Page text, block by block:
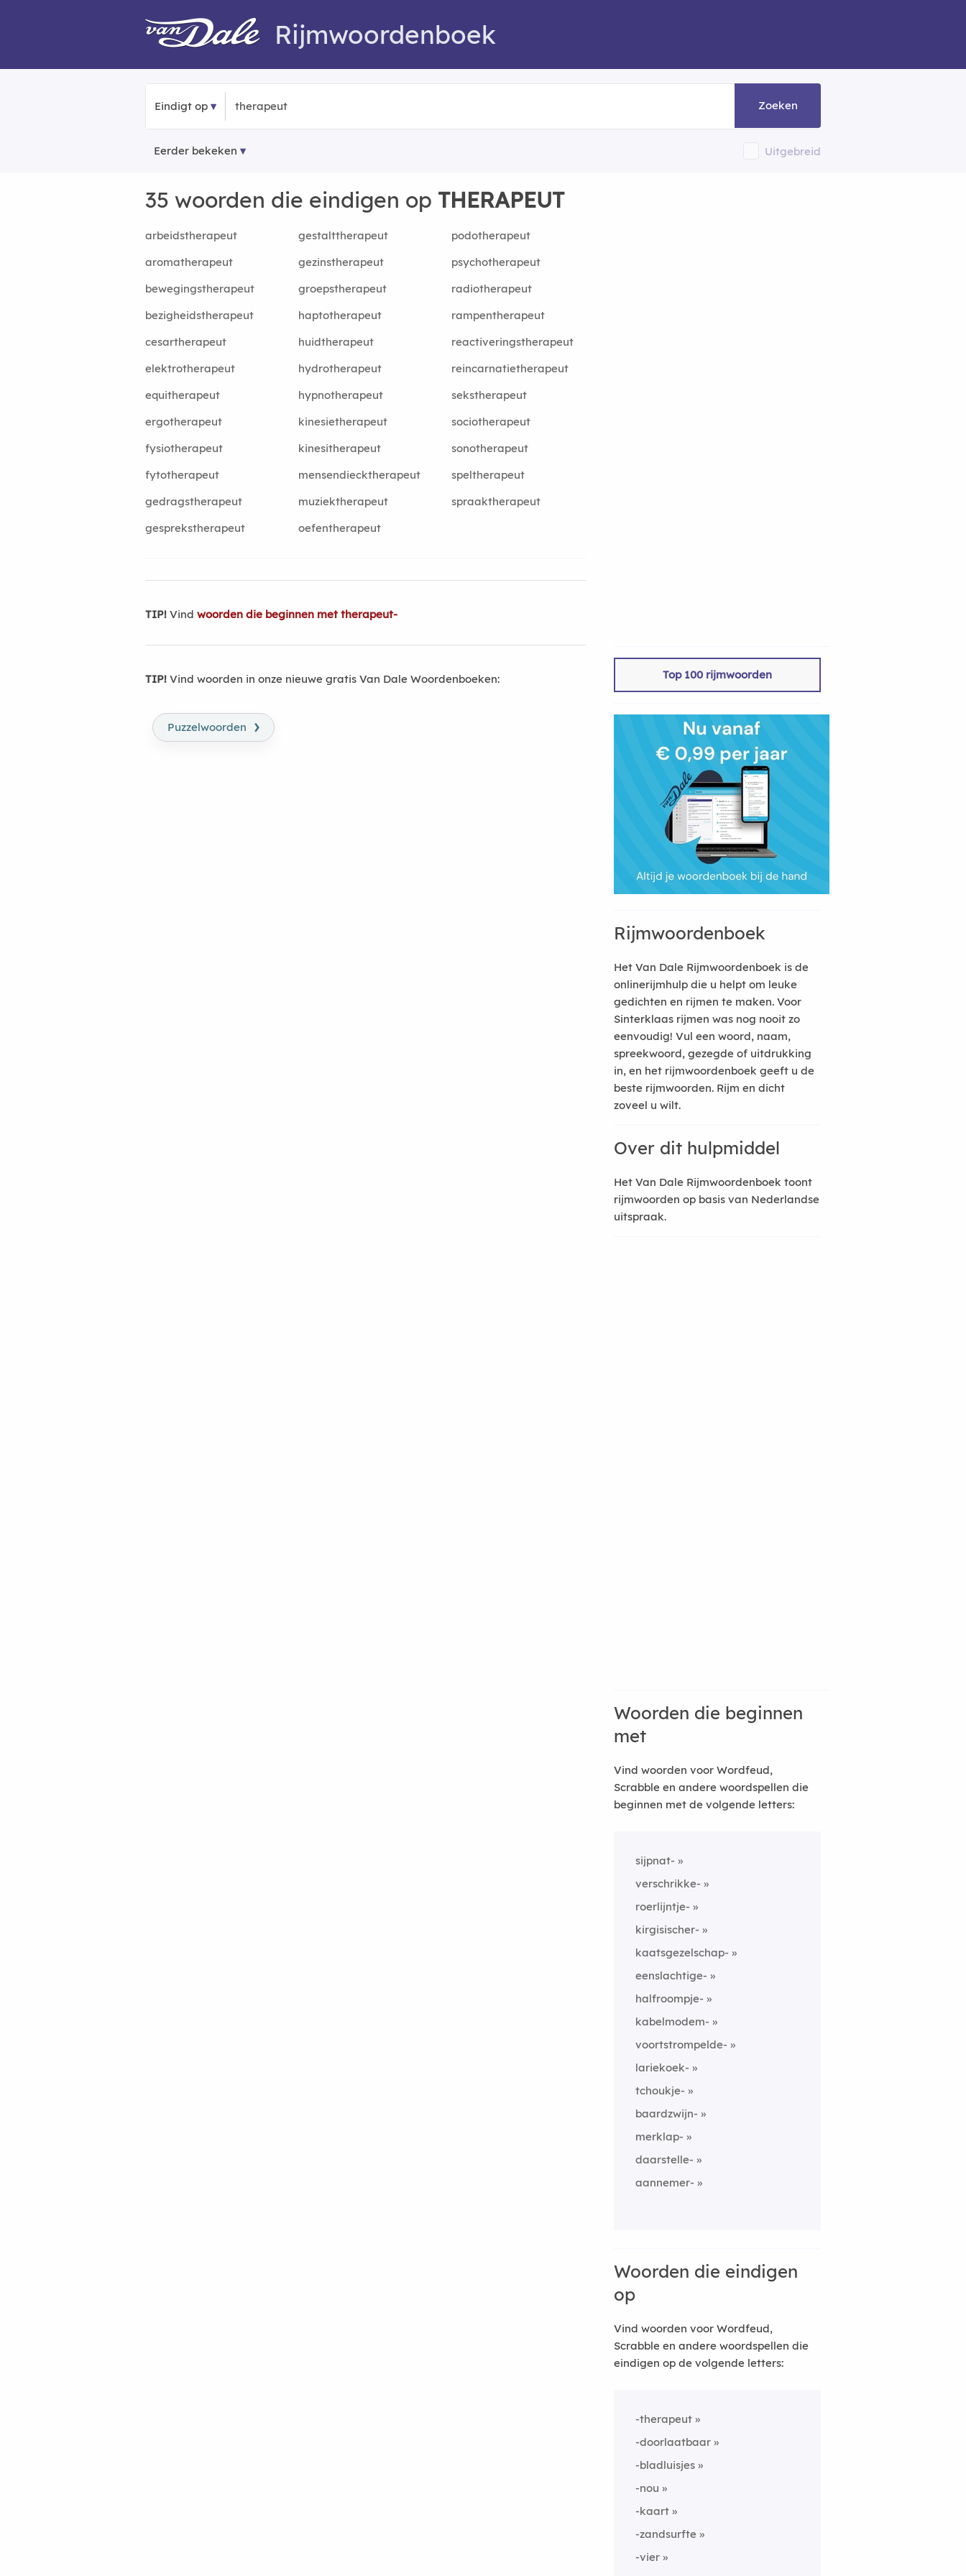
Rijmwoordenboek
Eindigt op Zoeken
Eerder bekeken Uitgebreid
35 woorden die eindigen op THERAPEUT
arbeidstherapeut gestalttherapeut
podotherapeut
aromatherapeut
gezinstherapeut
psychotherapeut
bewegingstherapeut
groepstherapeut
radiotherapeut
bezigheidstherapeut
haptotherapeut
rampentherapeut
cesartherapeut
huidtherapeut
reactiveringstherapeut
elektrotherapeut
hydrotherapeut
reincarnatietherapeut
equitherapeut
hypnotherapeut
sekstherapeut
ergotherapeut
kinesietherapeut
sociotherapeut
fysiotherapeut
kinesitherapeut
sonotherapeut
fytotherapeut
mensendiecktherapeut
speltherapeut
gedragstherapeut
muziektherapeut
spraaktherapeut
gesprekstherapeut
oefentherapeut
TIP! Vind woorden die beginnen met therapeut-
TIP! Vind woorden in onze nieuwe gratis Van Dale Woordenboeken:
Puzzelwoorden ›
Top 100 rijmwoorden
Rijmwoordenboek
Het Van Dale Rijmwoordenboek is de
onlinerijmhulp die u helpt om leuke
gedichten en rijmen te maken. Voor
Sinterklaas rijmen was nog nooit zo
eenvoudig! Vul een woord, naam,
spreekwoord, gezegde of uitdrukking
in, en het rijmwoordenboek geeft u de
beste rijmwoorden. Rijm en dicht
zoveel u wilt.
Over dit hulpmiddel
Het Van Dale Rijmwoordenboek toont
rijmwoorden op basis van Nederlandse
uitspraak.
Woorden die beginnen
met
Vind woorden voor Wordfeud,
Scrabble en andere woordspellen die
beginnen met de volgende letters:
sijpnat-
verschrikke-
roerlijntje-
kirgisischer-
kaatsgezelschap-
eenslachtige-
halfroompje-
kabelmodem-
voortstrompelde-
lariekoek-
tchoukje-
baardzwijn-
merklap-
daarstelle-
aannemer-
Woorden die eindigen
op
Vind woorden voor Wordfeud,
Scrabble en andere woordspellen die
eindigen op de volgende letters:
-therapeut
-doorlaatbaar
-bladluisjes
-nou
-kaart
-zandsurfte
-vier